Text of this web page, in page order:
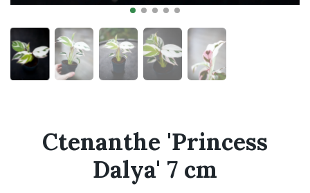
Ctenanthe 'Princess
Dalya' 7 cm